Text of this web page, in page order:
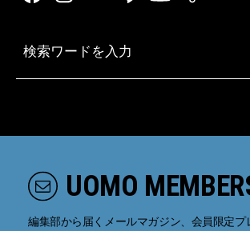
UOMO
編集部から届くメールマガジン、会員限定プ